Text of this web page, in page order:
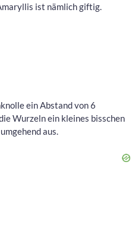
ist nämlich giftig.
ein Abstand von 6
Wurzeln ein kleines bisschen
aus.